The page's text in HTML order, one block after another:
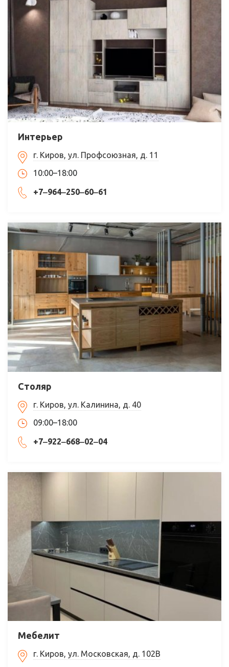
Интерьер
г. Киров, ул. Профсоюзная, д. 11
10:00–18:00
+7‒964‒250‒60‒61
Столяр
г. Киров, ул. Калинина, д. 40
09:00–18:00
+7‒922‒668‒02‒04
Мебелит
г. Киров, ул. Московская, д. 102В